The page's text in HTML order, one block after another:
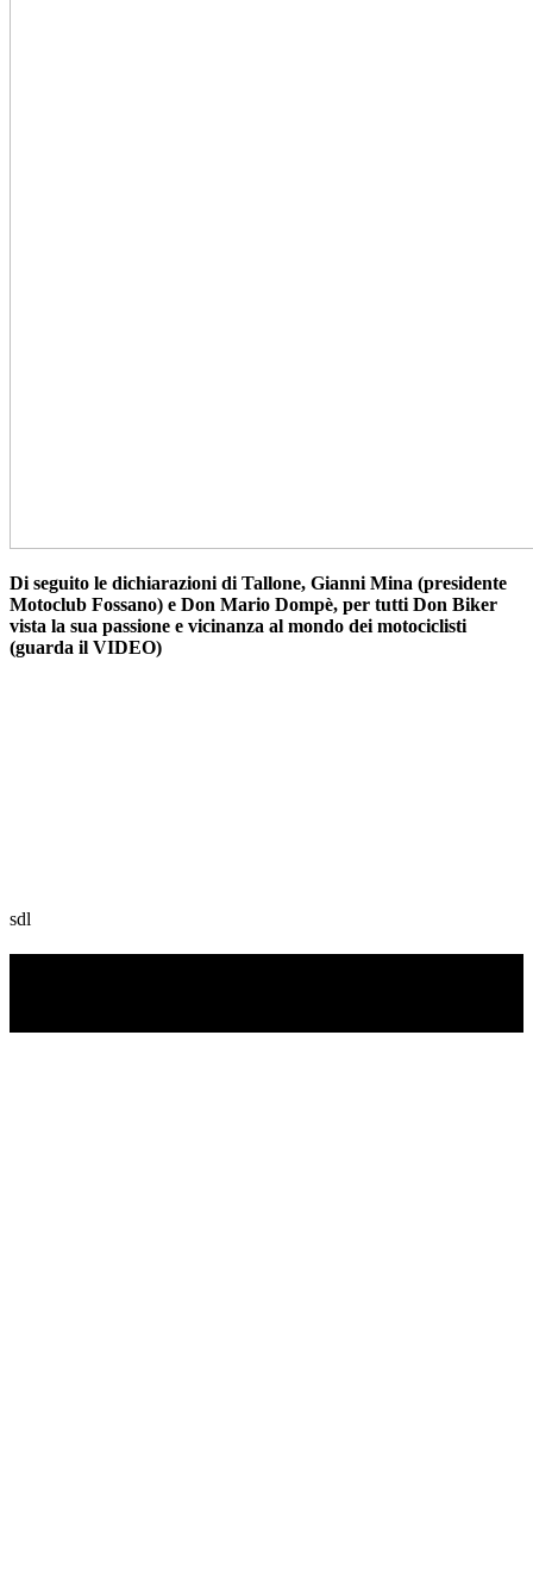
Di seguito le dichiarazioni di Tallone, Gianni Mina (presidente
Motoclub Fossano) e Don Mario Dompè, per tutti Don Biker
vista la sua passione e vicinanza al mondo dei motociclisti
(guarda il VIDEO)
sdl